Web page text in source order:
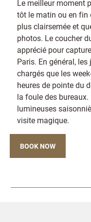
Le meilleur moment
tôt le matin ou en fin
plus clairsemée et
photos. Le coucher
apprécié pour
Paris. En général,
chargés que les
heures de pointe du
la foule des
lumineuses
visite magique.
BOOK NOW